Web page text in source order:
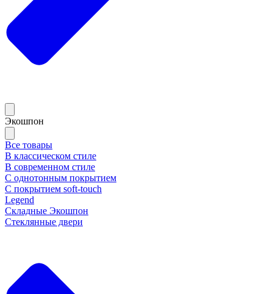
Экошпон
Все товары
В классическом стиле
В современном стиле
С однотонным покрытием
С покрытием soft-touch
Legend
Складные Экошпон
Стеклянные двери